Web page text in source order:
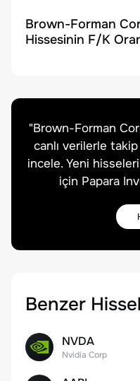
Brown-Forman
Hissesinin F/K
"Brown-Forman
canlı verilerle
incele. Yeni
için Papara
Benzer
NVDA
Nvidia Corp